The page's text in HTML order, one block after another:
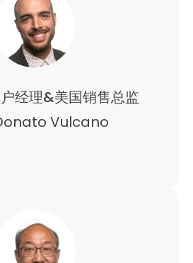
经理&美国销售总监
Vulcano